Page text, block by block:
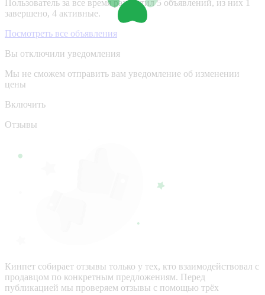
Пользователь за все время разместил 5 объявлений, из них 1
завершено, 4 активные.
Посмотреть все объявления
Вы отключили уведомления
Мы не сможем отправить вам уведомление об изменении
цены
Включить
Отзывы
Кинпет собирает отзывы только у тех, кто взаимодействовал с
продавцом по конкретным предложениям. Перед
публикацией мы проверяем отзывы с помощью трёх